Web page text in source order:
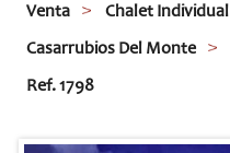
Venta Chalet Individual
Casarrubios Del Monte
Ref. 1798